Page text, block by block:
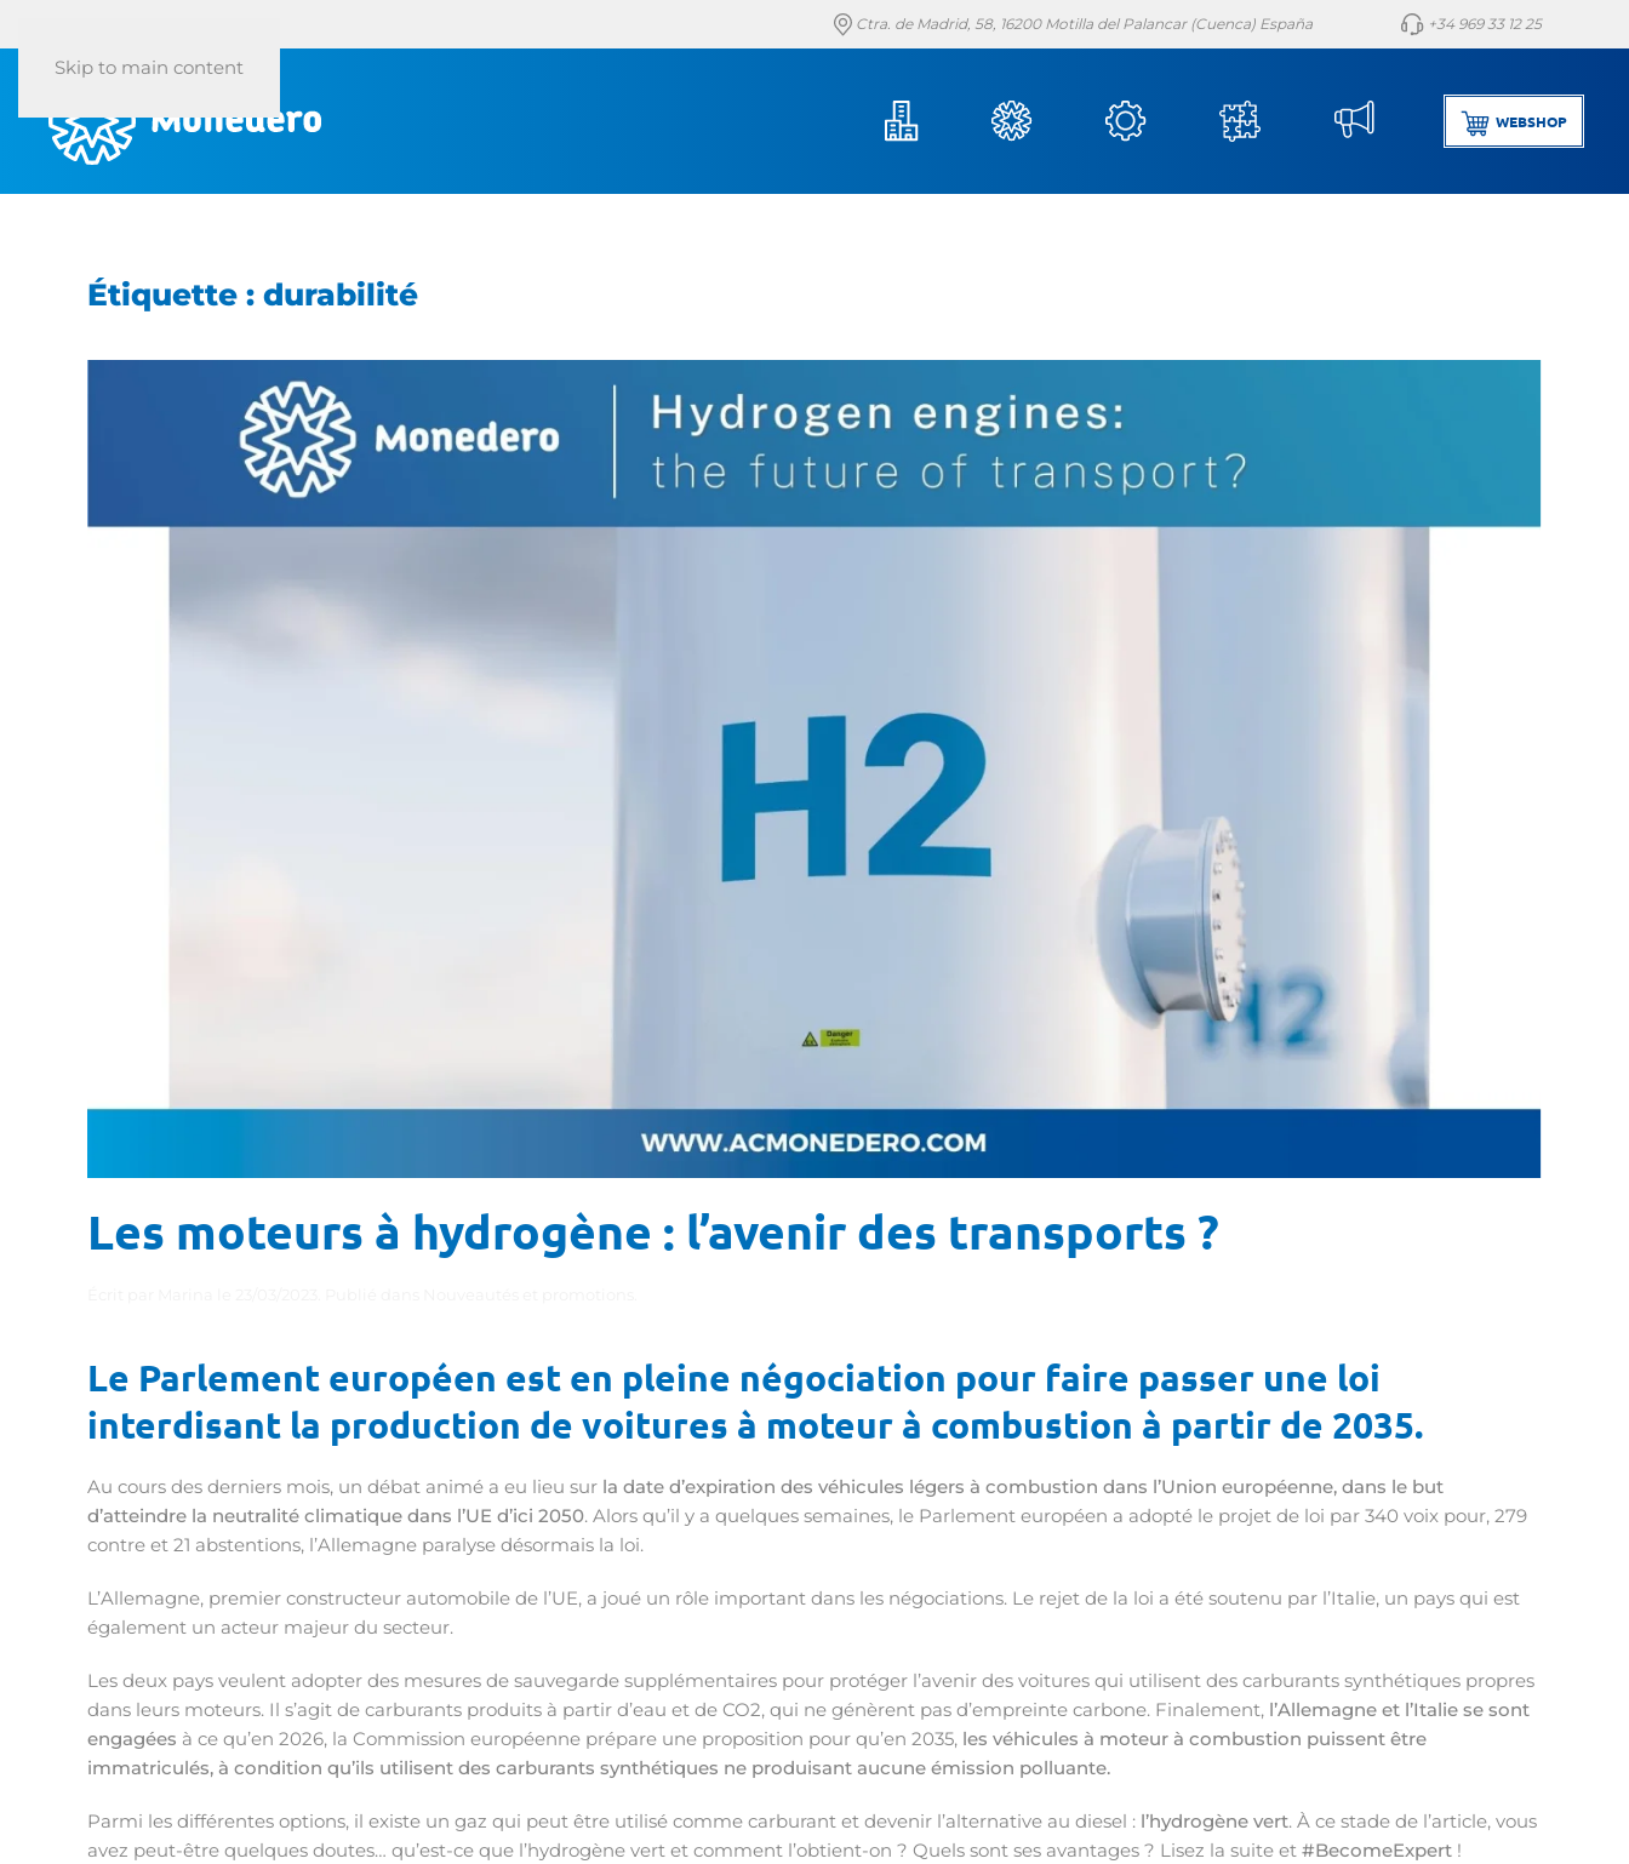
Skip to main content
Ctra. de Madrid, 58, 16200 Motilla del Palancar (Cuenca) España +34 969 33 12 25
WEBSHOP
Étiquette : durabilité
Les moteurs à hydrogène : l’avenir des transports ?
Le Parlement européen est en pleine négociation pour faire passer une loi
interdisant la production de voitures à moteur à combustion à partir de 2035.
Au cours des derniers mois, un débat animé a eu lieu sur la date d’expiration des véhicules légers à combustion dans l’Union européenne, dans le but
d’atteindre la neutralité climatique dans l’UE d’ici 2050. Alors qu’il y a quelques semaines, le Parlement européen a adopté le projet de loi par 340 voix pour, 279
contre et 21 abstentions, l’Allemagne paralyse désormais la loi.
L’Allemagne, premier constructeur automobile de l’UE, a joué un rôle important dans les négociations. Le rejet de la loi a été soutenu par l’Italie, un pays qui est
également un acteur majeur du secteur.
Les deux pays veulent adopter des mesures de sauvegarde supplémentaires pour protéger l’avenir des voitures qui utilisent des carburants synthétiques propres
dans leurs moteurs. Il s’agit de carburants produits à partir d’eau et de CO2, qui ne génèrent pas d’empreinte carbone. Finalement, l’Allemagne et l’Italie se sont
engagées à ce qu’en 2026, la Commission européenne prépare une proposition pour qu’en 2035, les véhicules à moteur à combustion puissent être
immatriculés, à condition qu’ils utilisent des carburants synthétiques ne produisant aucune émission polluante.
Parmi les différentes options, il existe un gaz qui peut être utilisé comme carburant et devenir l’alternative au diesel : l’hydrogène vert. À ce stade de l’article, vous
avez peut-être quelques doutes… qu’est-ce que l’hydrogène vert et comment l’obtient-on ? Quels sont ses avantages ? Lisez la suite et #BecomeExpert !